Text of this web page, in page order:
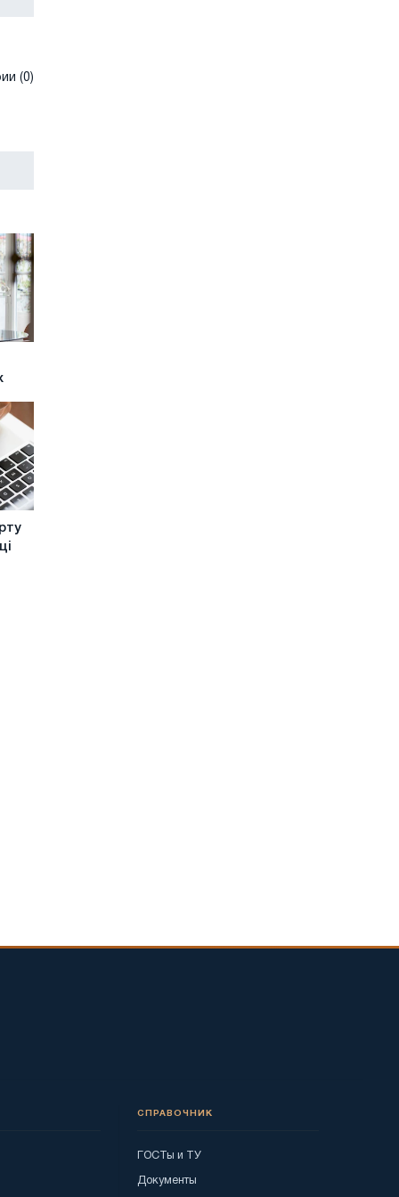
(0)
СПРАВОЧНИК
ГОСТы и ТУ
Документы